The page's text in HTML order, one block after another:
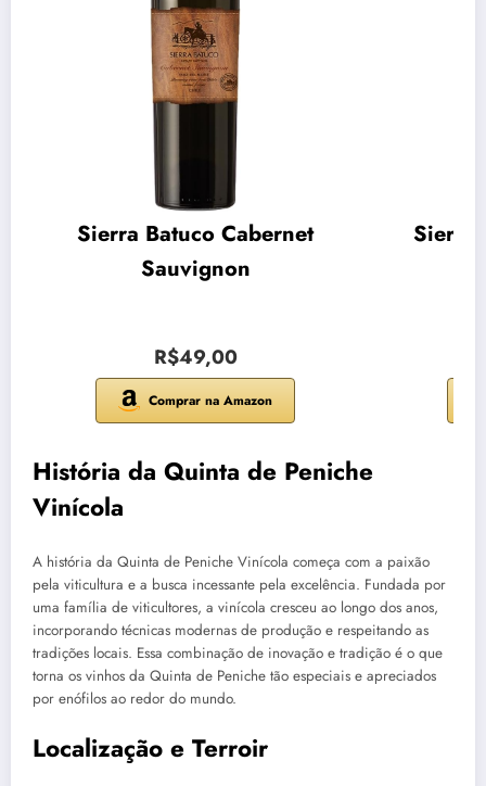
Sierra Batuco Cabernet
Sauvignon
R$49,00
Comprar na Amazon
Sierra
História da Quinta de Peniche
Vinícola
A história da Quinta de Peniche Vinícola começa com a paixão
pela viticultura e a busca incessante pela excelência. Fundada por
uma família de viticultores, a vinícola cresceu ao longo dos anos,
incorporando técnicas modernas de produção e respeitando as
tradições locais. Essa combinação de inovação e tradição é o que
torna os vinhos da Quinta de Peniche tão especiais e apreciados
por enófilos ao redor do mundo.
Localização e Terroir